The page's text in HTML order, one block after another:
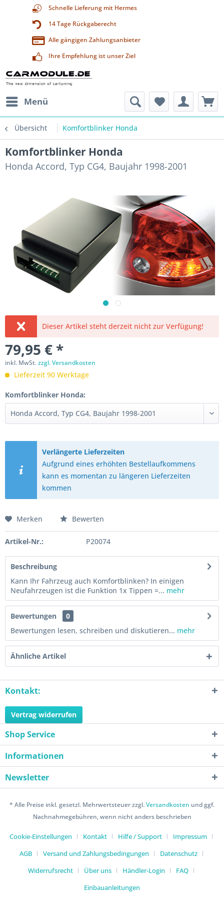
Schnelle Lieferung mit Hermes
14 Tage Rückgaberecht
Alle gängigen Zahlungsanbieter
Ihre Empfehlung ist unser Ziel
Menü
Übersicht Komfortblinker Honda
Komfortblinker Honda
Honda Accord, Typ CG4, Baujahr 1998-2001
Dieser Artikel steht derzeit nicht zur Verfügung!
79,95 € *
inkl. MwSt.zzgl. Versandkosten
Lieferzeit 90 Werktage
Komfortblinker Honda:
Verlängerte Lieferzeiten
Aufgrund eines erhöhten Bestellaufkommens
kann es momentan zu längeren Lieferzeiten
kommen
Merken Bewerten
Artikel-Nr.: P20074
Beschreibung
Kann Ihr Fahrzeug auch Komfortblinken? In einigen
Neufahrzeugen ist die Funktion 1x Tippen =... mehr
Bewertungen
0
Bewertungen lesen, schreiben und diskutieren... mehr
Ähnliche Artikel
Kontakt:
Vertrag widerrufen
Shop Service
Informationen
Newsletter
* Alle Preise inkl. gesetzl. Mehrwertsteuer zzgl.Versandkosten und ggf.
Nachnahmegebühren, wenn nicht anders beschrieben
Cookie-Einstellungen Kontakt Hilfe / Support
Impressum
AGB
Versand und Zahlungsbedingungen
Datenschutz
Widerrufsrecht
Über uns Händler-Login
FAQ
Einbauanleitungen